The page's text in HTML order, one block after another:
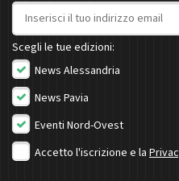
Indirizzo email
Scegli le tue edizioni:
News Alessandria
News Pavia
Eventi Nord-Ovest
Accetto l'iscrizione e la